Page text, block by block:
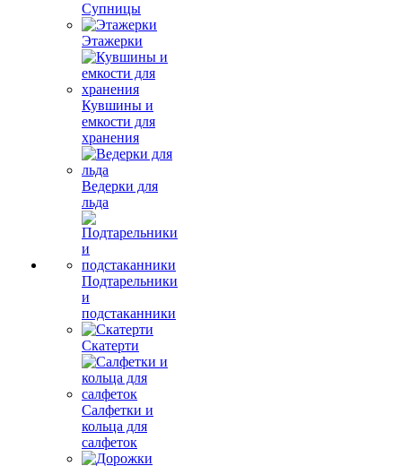
Супницы
Этажерки
Кувшины и
емкости для
хранения
Ведерки для
льда
Подтарельники
и
подстаканники
Скатерти
Салфетки и
кольца для
салфеток